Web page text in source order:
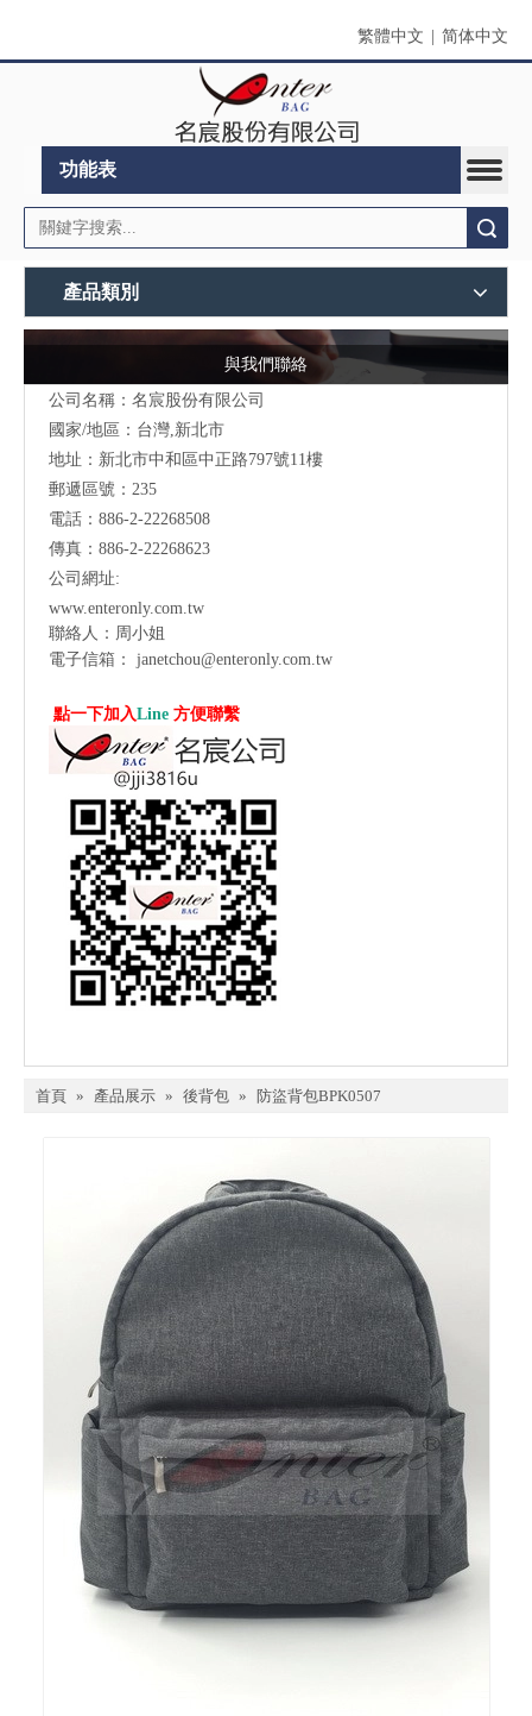
繁體中文 简体中文
功能表
產品類別
與我們聯絡
公司名稱：名宸股份有限公司
國家/地區：台灣,新北市
地址：新北市中和區中正路797號11樓
郵遞區號：235
電話：886-2-22268508
傳真：886-2-22268623
公司網址:
www.enteronly.com.tw
聯絡人：周小姐
電子信箱： janetchou@enteronly.com.tw
點一下加入Line 方便聯繫
首頁 » 產品展示 » 後背包 » 防盜背包BPK0507